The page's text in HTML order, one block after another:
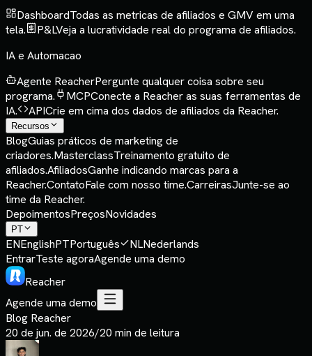
DashboardTodas as metricas de afiliados e GMV em uma
tela.
P&LVeja a lucratividade real do programa de afiliados.
IA e Automacao
Agente ReacherPergunte qualquer coisa sobre seu
programa.
MCPConecte a Reacher as suas ferramentas de
IA.
APICrie em cima dos dados de afiliados da Reacher.
Recursos
BlogGuias práticos de marketing de
criadores.MasterclassTreinamento gratuito de
afiliados.AfiliadosGanhe indicando marcas para a
Reacher.ContatoFale com nosso time.CarreirasJunte-se ao
time da Reacher.
DepoimentosPreçosNovidades
PT
ENEnglishPTPortuguês NLNederlands
EntrarTeste agoraAgende uma demo
Reacher
Agende uma demo
Blog Reacher
20 de jun. de 2026/20 min de leitura